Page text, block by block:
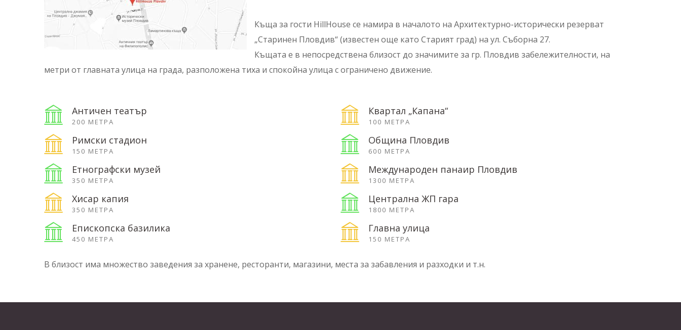
Къща за гости HillHouse се намира в началото на Архитектурно-исторически резерват
„Старинен Пловдив“ (известен още като Старият град) на ул. Съборна 27.
Къщата е в непосредствена близост до значимите за гр. Пловдив забележителности, на
метри от главната улица на града, разположена тиха и спокойна улица с ограничено движение.
Античен театър
200 МЕТРА
Римски стадион
150 МЕТРА
Етнографски музей
350 МЕТРА
Хисар капия
350 МЕТРА
Епископска базилика
450 МЕТРА
Квартал „Капана“
100 МЕТРА
Община Пловдив
600 МЕТРА
Международен панаир Пловдив
1300 МЕТРА
Централна ЖП гара
1800 МЕТРА
Главна улица
150 МЕТРА
В близост има множество заведения за хранене, ресторанти, магазини, места за забавления и разходки и т.н.